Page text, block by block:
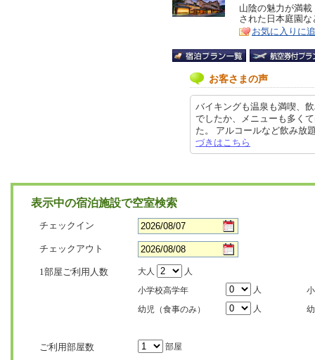
リ
ア
特
徴
山陰の魅力が満
された日本庭園
お気に入りに
お客さまの声
バイキングも温泉も満喫、
でしたか、メニューも多く
た。 アルコールなど飲み
づきはこちら
表示中の宿泊施設で空室検索
チェックイン
チェックアウト
1部屋ご利用人数 大人
人
小学校高学年
人
幼児（食事のみ）
人
ご利用部屋数 部屋